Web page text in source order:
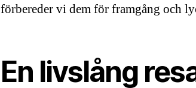
förbereder vi dem för framgång och
En livslång